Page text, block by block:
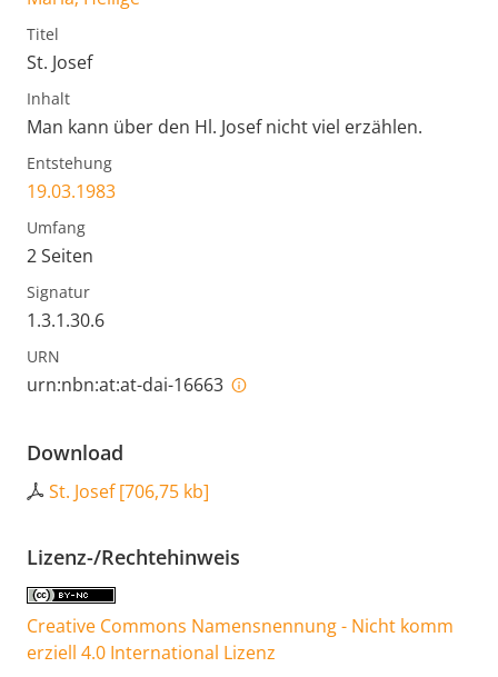
Titel
St. Josef
Inhalt
Man kann über den Hl. Josef nicht viel erzählen.
Entstehung
19.03.1983
Umfang
2 Seiten
Signatur
1.3.1.30.6
URN
urn:nbn:at:at-dai-16663
Download
St. Josef[706,75 kb]
Lizenz-/Rechtehinweis
Creative Commons Namensnennung - Nicht komm
erziell 4.0 International Lizenz